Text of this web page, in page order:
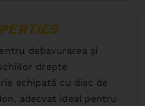
debavurarea şi
drepte
echipată cu disc de
adecvat ideal pentru